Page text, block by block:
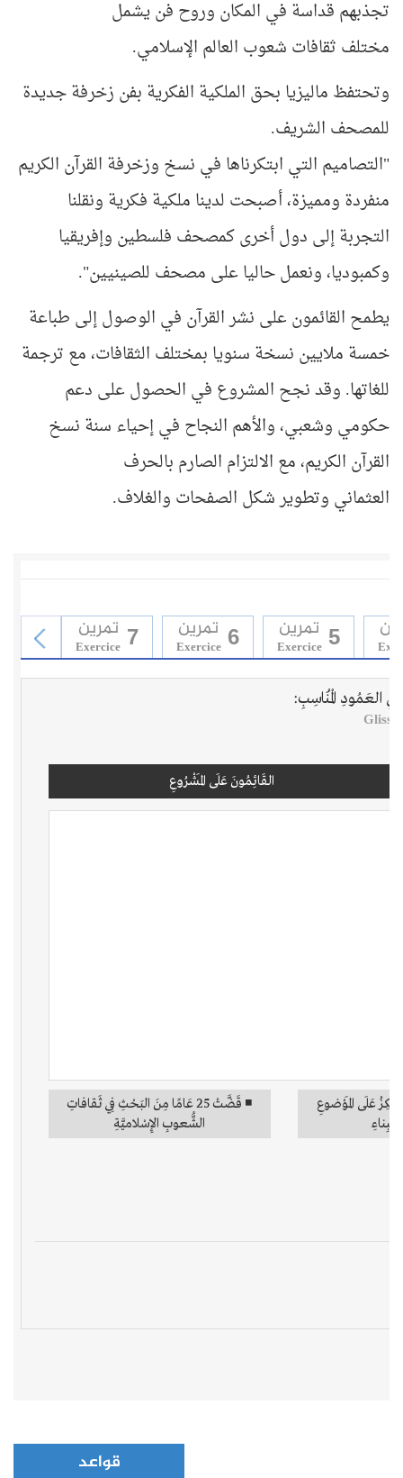
تجذبهم قداسة في المكان وروح فن يشمل
مختلف ثقافات شعوب العالم الإسلامي.
وتحتفظ ماليزيا بحق الملكية الفكرية بفن زخرفةجديدة
للمصحف الشريف.
"التصاميم التي ابتكرناها في نسخ وزخرفة القرآن الكريم
منفردة ومميزة، أصبحت لدينا ملكية فكرية ونقلنا
التجربة إلى دول أخرى كمصحف فلسطين وإفريقيا
وكمبوديا، ونعمل حاليا على مصحف للصينيين".
يطمح القائمون على نشر القرآن في الوصول إلى طباعة
خمسة ملايين نسخة سنويا بمختلف الثقافات، مع ترجمة
للغاتها. وقد نجح المشروع في الحصول على دعم
حكومي وشعبي، والأهم النجاح في إحياء سنة نسخ
القرآن الكريم، مع الالتزام الصارم بالحرف
العثماني وتطوير شكل الصفحات والغلاف.
قواعد